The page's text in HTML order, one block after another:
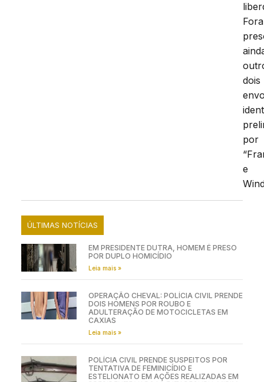
dois
por
e
ÚLTIMAS NOTÍCIAS
EM PRESIDENTE DUTRA, HOMEM É PRESO
POR DUPLO HOMICÍDIO
Leia mais »
OPERAÇÃO CHEVAL: POLÍCIA CIVIL PRENDE
DOIS HOMENS POR ROUBO E
ADULTERAÇÃO DE MOTOCICLETAS EM
CAXIAS
Leia mais »
POLÍCIA CIVIL PRENDE SUSPEITOS POR
TENTATIVA DE FEMINICÍDIO E
ESTELIONATO EM AÇÕES REALIZADAS EM